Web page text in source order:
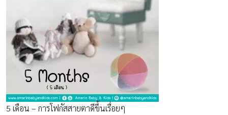
5 เดือน – การโฟกัสสายตาดีขึ้นเรื่อยๆ